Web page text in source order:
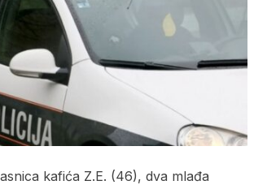
kafića Z.E. (46), dva mlađa